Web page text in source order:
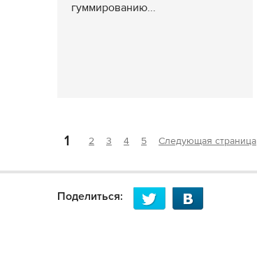
гуммированию...
1 2 3 4 5 Следующая страница
Поделиться: